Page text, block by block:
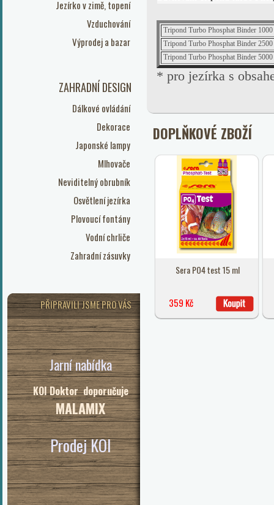
Jezírko v zimě, topení
Vzduchování
Výprodej a bazar
ZAHRADNÍ DESIGN
Dálkové ovládání
Dekorace
Japonské lampy
Mlhovače
Neviditelný obrubník
Osvětlení jezírka
Plovoucí fontány
Vodní chrliče
Zahradní zásuvky
PŘIPRAVILI JSME PRO VÁS
Jarní nabídka
KOI Doktor doporučuje
MALAMIX
Prodej KOI
Tripond Turbo Phosphat Binder
Tripond Turbo Phosphat Binder
Tripond Turbo Phosphat Binder
* pro jezírka s
DOPLŇKOVÉ ZBOŽÍ
Sera PO4 test 15 ml
359 Kč